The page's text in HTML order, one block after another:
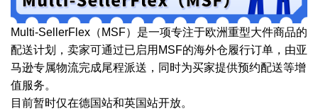
Multi-SellerFlex（MSF）是一项专注于欧洲重型大件商品的
配送计划，卖家可通过已启用MSF的海外仓履行订单，由亚
马逊专属物流完成尾程派送，同时为买家提供预约配送等增
值服务。
目前暂时仅在德国站和英国站开放。